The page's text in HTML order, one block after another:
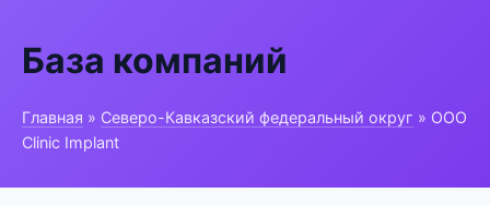
База компаний
Главная » Северо-Кавказский федеральный округ » ООО
Clinic Implant